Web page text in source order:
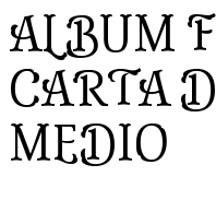
ALBUM
CARTA
MEDIO